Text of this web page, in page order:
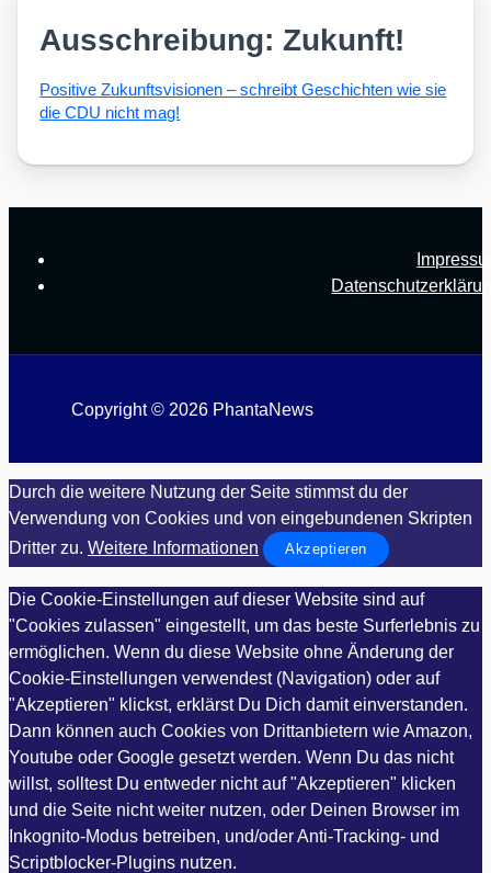
Ausschreibung: Zukunft!
Posi­ti­ve Zukunfts­vi­sio­nen – schreibt Geschich­ten wie sie
die CDU nicht mag!
Copyright © 2026 PhantaNews
Durch die weitere Nutzung der Seite stimmst du der
Verwendung von Cookies und von eingebundenen Skripten
Dritter zu. Weitere Informationen Akzeptieren
Die Cookie-Einstellungen auf dieser Website sind auf
"Cookies zulassen" eingestellt, um das beste Surferlebnis zu
ermöglichen. Wenn du diese Website ohne Änderung der
Cookie-Einstellungen verwendest (Navigation) oder auf
"Akzeptieren" klickst, erklärst Du Dich damit einverstanden.
Dann können auch Cookies von Drittanbietern wie Amazon,
Youtube oder Google gesetzt werden. Wenn Du das nicht
willst, solltest Du entweder nicht auf "Akzeptieren" klicken
und die Seite nicht weiter nutzen, oder Deinen Browser im
Inkognito-Modus betreiben, und/oder Anti-Tracking- und
Scriptblocker-Plugins nutzen.